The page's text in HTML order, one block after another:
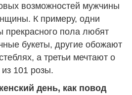
возможностей мужчины
К примеру, одни
прекрасного пола любят
букеты, другие обожают
а третьи мечтают о
101 розы.
день, как повод